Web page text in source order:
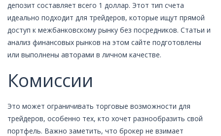
депозит составляет всего 1 доллар. Этот тип счета
идеально подходит для трейдеров, которые ищут прямой
доступ к межбанковскому рынку без посредников. Статьи и
анализ финансовых рынков на этом сайте подготовлены
или выполнены авторами в личном качестве.
Комиссии
Это может ограничивать торговые возможности для
трейдеров, особенно тех, кто хочет разнообразить свой
портфель. Важно заметить, что брокер не взимает